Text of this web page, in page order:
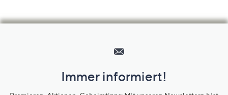
Unternehmensinformationen
Immer informiert!